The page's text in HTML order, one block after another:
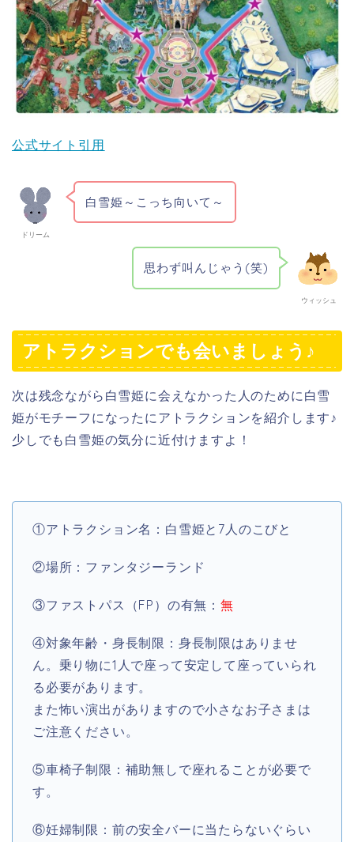
公式サイト引用
ドリーム
白雪姫～こっち向いて～
ウィッシュ
思わず叫んじゃう(笑)
アトラクションでも会いましょう♪
次は残念ながら白雪姫に会えなかった人のために白雪
姫がモチーフになったにアトラクションを紹介します♪
少しでも白雪姫の気分に近付けますよ！
①アトラクション名：白雪姫と7人のこびと
②場所：ファンタジーランド
③ファストパス（FP）の有無： 無
④対象年齢・身長制限：身長制限はありませ
ん。乗り物に1人で座って安定して座っていられ
る必要があります。
また怖い演出がありますので小さなお子さまは
ご注意ください。
⑤車椅子制限：補助無しで座れることが必要で
す。
⑥妊婦制限：前の安全バーに当たらないぐらい